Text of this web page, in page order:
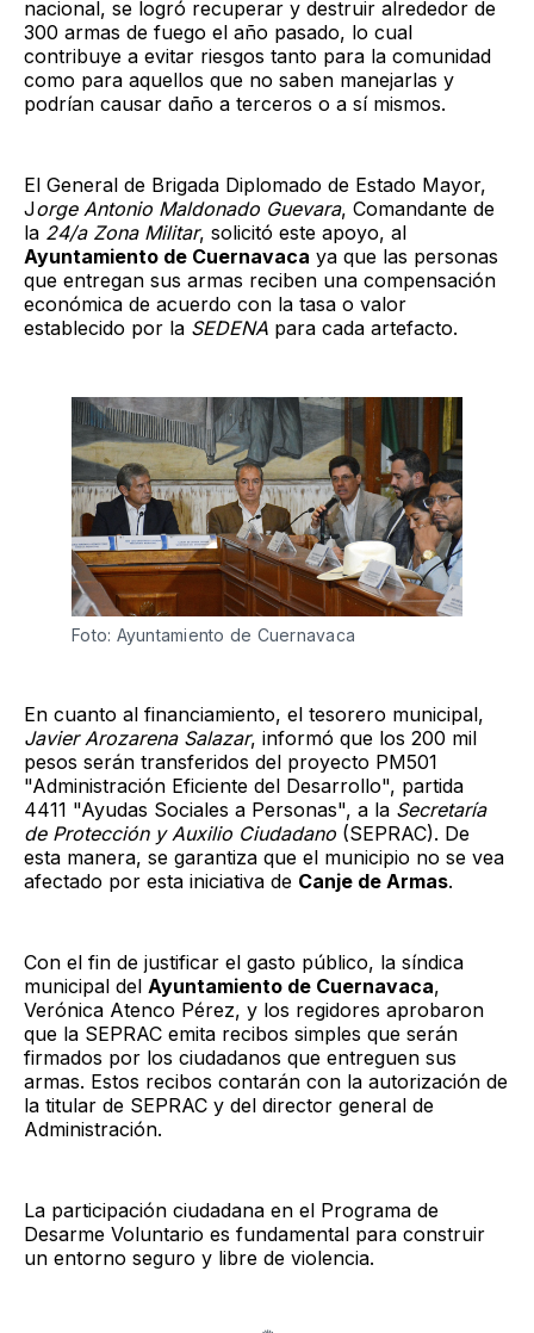
nacional, se logró recuperar y destruir alrededor de
300 armas de fuego el año pasado, lo cual
contribuye a evitar riesgos tanto para la comunidad
como para aquellos que no saben manejarlas y
podrían causar daño a terceros o a sí mismos.
El General de Brigada Diplomado de Estado Mayor,
Jorge Antonio Maldonado Guevara, Comandante de
la 24/a Zona Militar, solicitó este apoyo, al
Ayuntamiento de Cuernavaca ya que las personas
que entregan sus armas reciben una compensación
económica de acuerdo con la tasa o valor
establecido por la SEDENA para cada artefacto.
Foto: Ayuntamiento de Cuernavaca
En cuanto al financiamiento, el tesorero municipal,
Javier Arozarena Salazar, informó que los 200 mil
pesos serán transferidos del proyecto PM501
"Administración Eficiente del Desarrollo", partida
4411 "Ayudas Sociales a Personas", a la Secretaría
de Protección y Auxilio Ciudadano (SEPRAC). De
esta manera, se garantiza que el municipio no se vea
afectado por esta iniciativa de Canje de Armas.
Con el fin de justificar el gasto público, la síndica
municipal del Ayuntamiento de Cuernavaca,
Verónica Atenco Pérez, y los regidores aprobaron
que la SEPRAC emita recibos simples que serán
firmados por los ciudadanos que entreguen sus
armas. Estos recibos contarán con la autorización de
la titular de SEPRAC y del director general de
Administración.
La participación ciudadana en el Programa de
Desarme Voluntario es fundamental para construir
un entorno seguro y libre de violencia.